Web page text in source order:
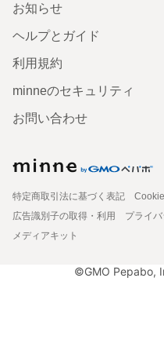
お知らせ
ヘルプとガイド
利用規約
minneのセキュリティ
お問い合わせ
特定商取引法に基づく表記
広告識別子の取得・利用
プライ
メディアキット
©GMO Pepabo,